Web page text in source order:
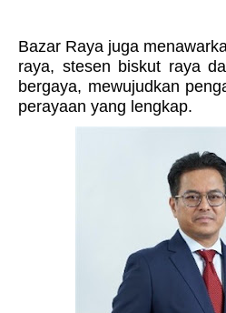
Bazar Raya juga
raya, stesen biskut raya
bergaya, mewujudkan
perayaan yang lengkap.